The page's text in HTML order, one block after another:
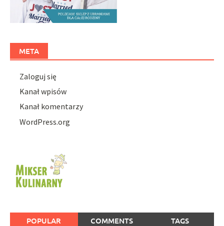
META
Zaloguj się
Kanał wpisów
Kanał komentarzy
WordPress.org
POPULAR COMMENTS TAGS